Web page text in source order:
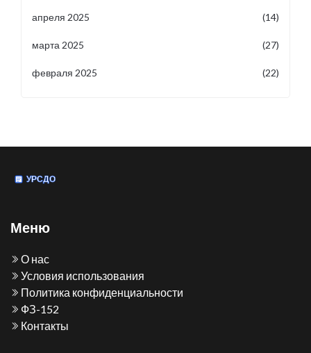
апреля 2025 (14)
марта 2025 (27)
февраля 2025 (22)
Меню
О нас
Условия использования
Политика конфиденциальности
ФЗ-152
Контакты